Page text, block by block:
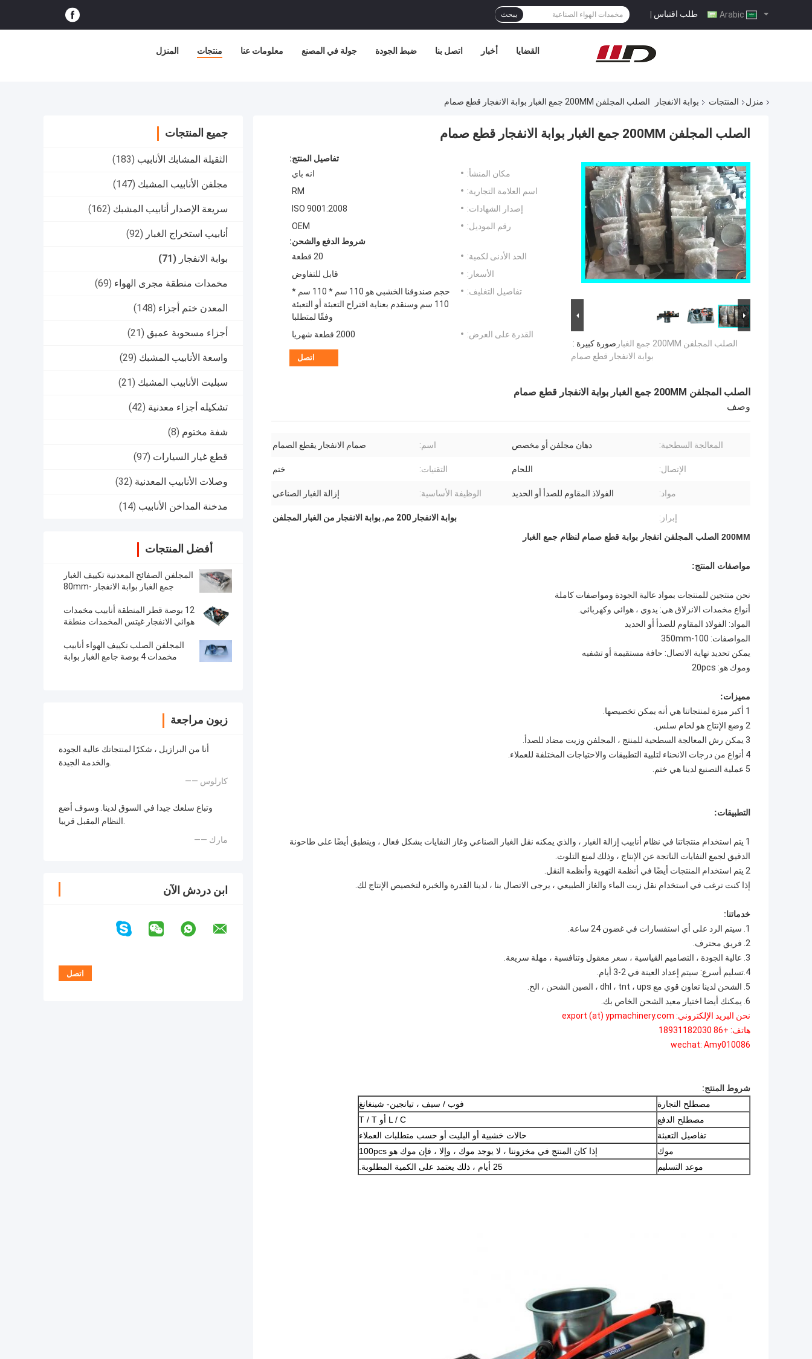
طلب اقتباس | يبحث
المنزل منتجات معلومات عنا جولة في المصنع ضبط الجودة اتصل بنا أخبار القضايا
منزل المنتجات بوابة الانفجار الصلب المجلفن 200MM جمع الغبار بوابة الانفجار قطع صمام
جميع المنتجات
الثقيلة المشابك الأنابيب (183)
مجلفن الأنابيب المشبك (147)
سريعة الإصدار أنابيب المشبك (162)
أنابيب استخراج الغبار (92)
بوابة الانفجار (71)
مخمدات منطقة مجرى الهواء (69)
المعدن ختم أجزاء (148)
أجزاء مسحوبة عميق (21)
واسعة الأنابيب المشبك (29)
سبليت الأنابيب المشبك (21)
تشكيله أجزاء معدنية (42)
شفة مختوم (8)
قطع غيار السيارات (97)
وصلات الأنابيب المعدنية (32)
مدخنة المداخن الأنابيب (14)
أفضل المنتجات
المجلفن الصفائح المعدنية تكييف الغبار
جمع الغبار بوابة الانفجار 80mm-
12 بوصة قطر المنطقة أنابيب مخمدات
هوائي الانفجار غيتس المخمدات منطقة
المجلفن الصلب تكييف الهواء أنابيب
مخمدات 4 بوصة جامع الغبار بوابة
زبون مراجعة
أنا من البرازيل ، شكرًا لمنتجاتك عالية الجودة
والخدمة الجيدة.
—— كارلوس
وتباع سلعك جيدا في السوق لدينا. وسوف أضع
النظام المقبل قريبا.
—— مارك
ابن دردش الآن
الصلب المجلفن 200MM جمع الغبار بوابة الانفجار قطع صمام
صورة كبيرة : الصلب المجلفن 200MM جمع الغبار
بوابة الانفجار قطع صمام
تفاصيل المنتج:
مكان المنشأ:
انه باي
اسم العلامة التجارية:
RM
إصدار الشهادات:
ISO 9001:2008
رقم الموديل:
OEM
شروط الدفع والشحن:
الحد الأدنى لكمية:
20 قطعة
الأسعار:
قابل للتفاوض
تفاصيل التغليف:
حجم صندوقنا الخشبي هو 110 سم * 110 سم *
110 سم وسنقدم بعناية اقتراح التعبئة أو التعبئة
وفقًا لمتطلبا
القدرة على العرض:
2000 قطعة شهريا
اتصل
الصلب المجلفن 200MM جمع الغبار بوابة الانفجار قطع صمام
وصف
المعالجة السطحية: دهان مجلفن أو مخصص اسم: صمام الانفجار يقطع الصمام
الإتصال: اللحام التقنيات: ختم
مواد: الفولاذ المقاوم للصدأ أو الحديد الوظيفة الأساسية: إزالة الغبار الصناعي
إبراز: بوابة الانفجار 200 مم ,بوابة الانفجار من الغبار المجلفن
200MM الصلب المجلفن انفجار بوابة قطع صمام لنظام جمع الغبار
مواصفات المنتج:
نحن منتجين للمنتجات بمواد عالية الجودة ومواصفات كاملة
أنواع مخمدات الانزلاق هي: يدوي ، هوائي وكهربائي.
المواد: الفولاذ المقاوم للصدأ أو الحديد
المواصفات: 100-350mm
يمكن تحديد نهاية الاتصال: حافة مستقيمة أو تشفيه
وموك هو: 20pcs
مميزات:
1 أكبر ميزة لمنتجاتنا هي أنه يمكن تخصيصها.
2 وضع الإنتاج هو لحام سلس.
3 يمكن رش المعالجة السطحية للمنتج ، المجلفن وزيت مضاد للصدأ.
4 أنواع من درجات الانحناء لتلبية التطبيقات والاحتياجات المختلفة للعملاء.
5 عملية التصنيع لدينا هي ختم.
التطبيقات:
1 يتم استخدام منتجاتنا في نظام أنابيب إزالة الغبار ، والذي يمكنه نقل الغبار الصناعي وغاز النفايات بشكل فعال ، وينطبق أيضًا على طاحونة
الدقيق لجمع النفايات الناتجة عن الإنتاج ، وذلك لمنع التلوث.
2 يتم استخدام المنتجات أيضًا في أنظمة التهوية وأنظمة النقل.
إذا كنت ترغب في استخدام نقل زيت الماء والغاز الطبيعي ، يرجى الاتصال بنا ، لدينا القدرة والخبرة لتخصيص الإنتاج لك.
خدماتنا:
1. سيتم الرد على أي استفسارات في غضون 24 ساعة.
2. فريق محترف.
3. عالية الجودة ، التصاميم القياسية ، سعر معقول وتنافسية ، مهلة سريعة.
4.تسليم أسرع: سيتم إعداد العينة في 2-3 أيام.
5. الشحن لدينا تعاون قوي مع dhl ، tnt ، ups ، الصين الشحن ، الخ.
6. يمكنك أيضا اختيار معيد الشحن الخاص بك.
نحن البريد الإلكتروني: export (at) ypmachinery.com
هاتف: +86 18931182030
wechat: Amy010086
شروط المنتج:
مصطلح التجارة
فوب / سيف ، تيانجين- شينغانغ
مصطلح الدفع
L / C أو T / T
تفاصيل التعبئة
حالات خشبية أو البليت أو حسب متطلبات العملاء
موك
إذا كان المنتج في مخزوننا ، لا يوجد موك ، وإلا ، فإن موك هو 100pcs
موعد التسليم
25 أيام ، ذلك يعتمد على الكمية المطلوبة.